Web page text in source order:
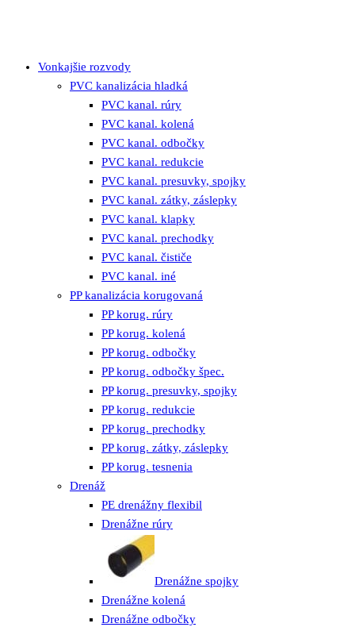
Vonkajšie rozvody
PVC kanalizácia hladká
PVC kanal. rúry
PVC kanal. kolená
PVC kanal. odbočky
PVC kanal. redukcie
PVC kanal. presuvky, spojky
PVC kanal. zátky, záslepky
PVC kanal. klapky
PVC kanal. prechodky
PVC kanal. čističe
PVC kanal. iné
PP kanalizácia korugovaná
PP korug. rúry
PP korug. kolená
PP korug. odbočky
PP korug. odbočky špec.
PP korug. presuvky, spojky
PP korug. redukcie
PP korug. prechodky
PP korug. zátky, záslepky
PP korug. tesnenia
Drenáž
PE drenážny flexibil
Drenážne rúry
Drenážne spojky
Drenážne kolená
Drenážne odbočky